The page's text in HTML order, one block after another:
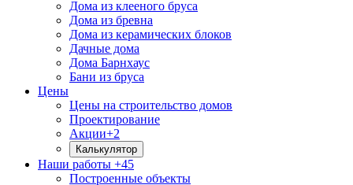
Дома из клееного бруса
Дома из бревна
Дома из керамических блоков
Дачные дома
Дома Барнхаус
Бани из бруса
Цены
Цены на строительство домов
Проектирование
Акции+2
Калькулятор
Наши работы +45
Построенные объекты